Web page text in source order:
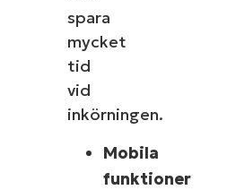
spara
mycket
tid
vid
inkörningen.
Mobila
funktioner